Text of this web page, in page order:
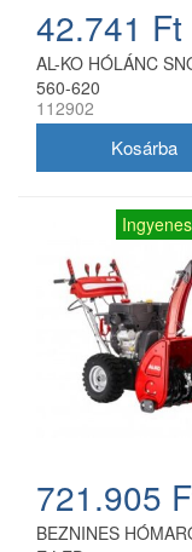
42.741 Ft
AL-KO HÓLÁNC
560-620
112902
721.905
BEZNINES